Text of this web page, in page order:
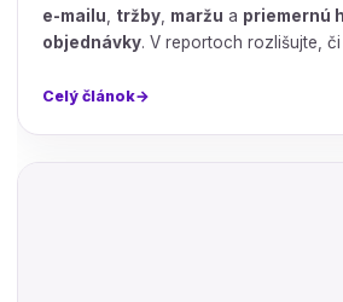
e-mailu
tržby maržu a priemernú
objednávky. V reportoch rozlišujte, či
Celý článok